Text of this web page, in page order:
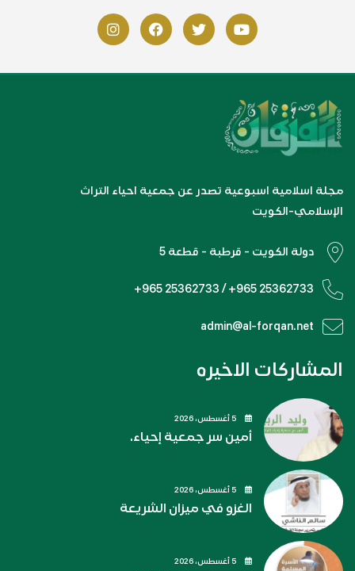
مجلة اسلامية اسبوعية تصدر عن جمعية احياء التراث
الإسلامي-الكويت
دولة الكويت - قرطبة - قطعة 5
+965 25362733 / +965 25362733
admin@al-forqan.net
المشاركات الاخيره
أمين سر جمعية إحياء.
الغزو في ميزان الشريعة